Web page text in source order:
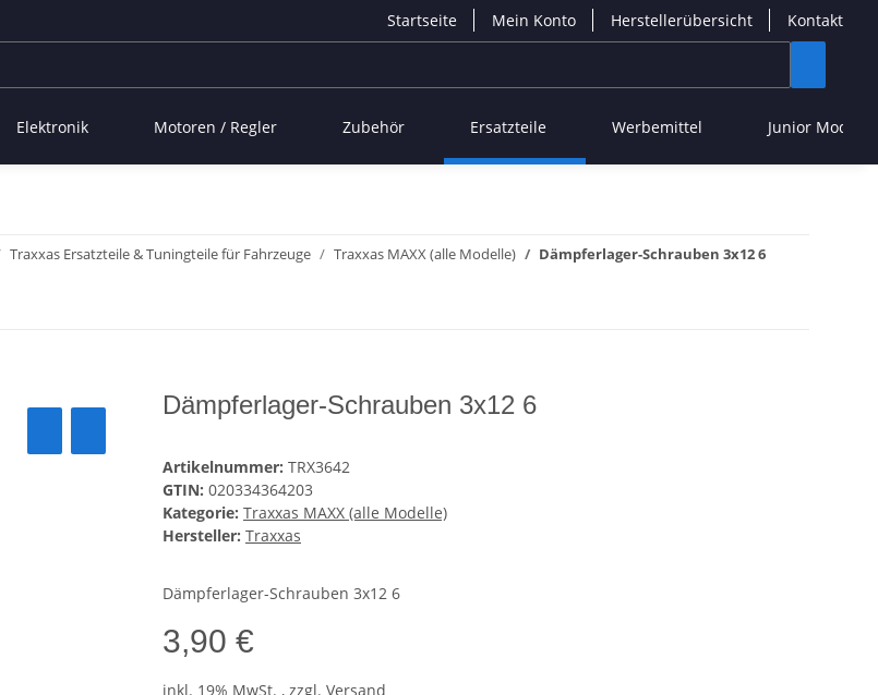
Startseite Mein Konto Herstellerübersicht Kontakt
Elektronik Motoren / Regler Zubehör Ersatzteile Werbemittel Junior
Traxxas Ersatzteile & Tuningteile für Fahrzeuge Traxxas MAXX (alle Modelle) Dämpferlager-Schrauben 3x12 6
Dämpferlager-Schrauben 3x12 6
Artikelnummer: TRX3642
GTIN: 020334364203
Kategorie: Traxxas MAXX (alle Modelle)
Hersteller: Traxxas
Dämpferlager-Schrauben 3x12 6
3,90 €
inkl. 19% MwSt. , zzgl. Versand